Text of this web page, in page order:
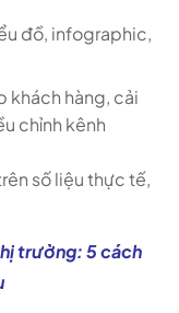
đồ, infographic,
khách hàng, cải
chỉnh kênh
số liệu thực tế,
trường: 5 cách